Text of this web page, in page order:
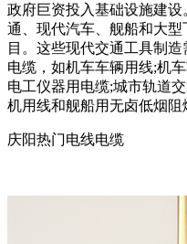
政府巨资投入基础设施建
通、现代汽车、舰船和大
目。这些现代交通工具制
电缆，如机车车辆用线;机
电工仪器用电缆;城市轨道
机用线和舰船用无卤低烟阻
庆阳热门电线电缆